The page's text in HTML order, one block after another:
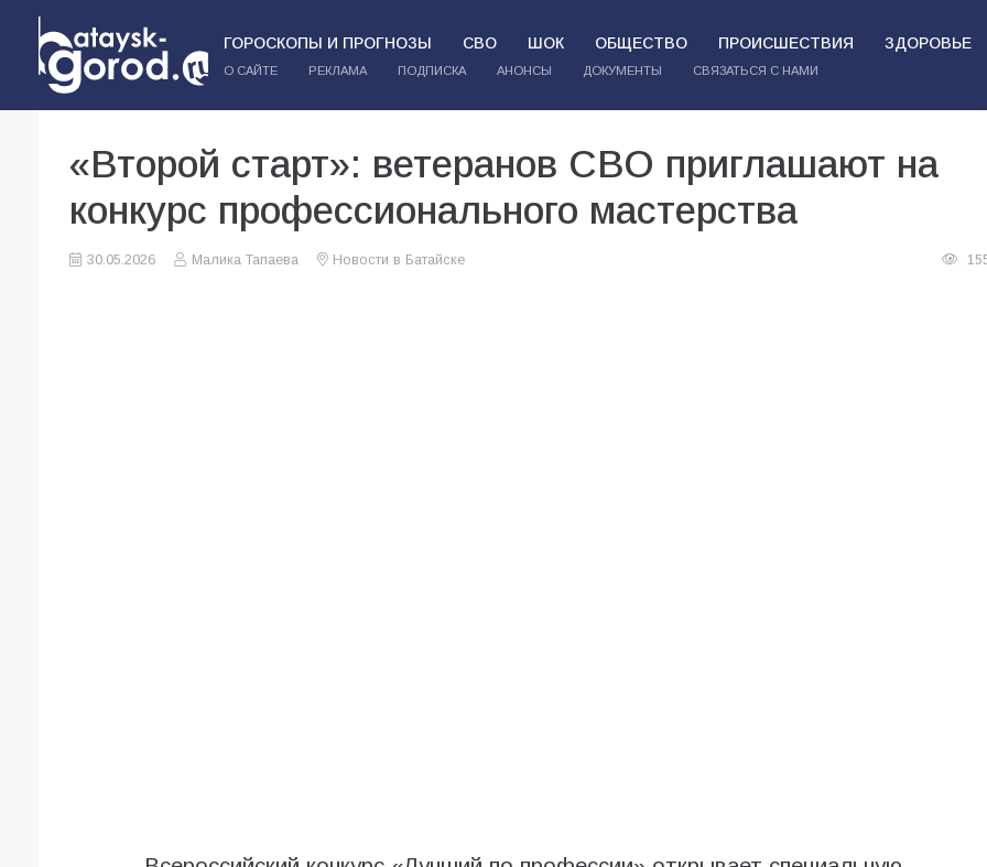
ГОРОСКОПЫ И ПРОГНОЗЫ СВО ШОК ОБЩЕСТВО ПРОИСШЕСТВИЯ ЗДОРОВЬЕ
О САЙТЕ РЕКЛАМА ПОДПИСКА АНОНСЫ ДОКУМЕНТЫ СВЯЗАТЬСЯ С НАМИ
«Второй старт»: ветеранов СВО приглашают на
конкурс профессионального мастерства
30.05.2026 Малика Тапаева Новости в Батайске